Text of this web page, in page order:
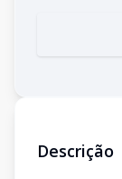
Descrição